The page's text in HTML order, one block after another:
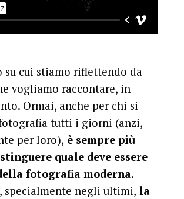
su cui stiamo riflettendo da
vogliamo raccontare, in
Ormai, anche per chi si
tutti i giorni (anzi,
per loro), è sempre più
quale deve essere
fotografia moderna.
specialmente negli ultimi, la